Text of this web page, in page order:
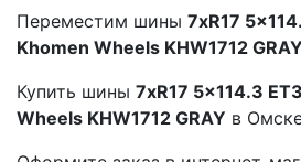
Переместим шины 7xR17
Khomen Wheels KHW1712 GRAY
Купить шины 7xR17 5x114.3
Wheels KHW1712 GRAY в